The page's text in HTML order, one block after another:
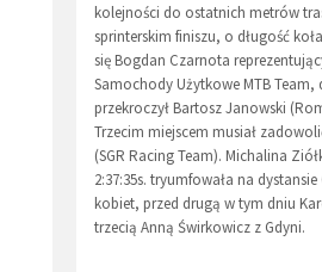
kolejności do ostatnich metrów
sprinterskim finiszu, o długość
się Bogdan Czarnota
Samochody Użytkowe MTB Team,
przekroczył Bartosz Janowski
Trzecim miejscem musiał
(SGR Racing Team). Michalina
2:37:35s. tryumfowała na dystansie
kobiet, przed drugą w tym dniu
trzecią Anną Świrkowicz z Gdyni.